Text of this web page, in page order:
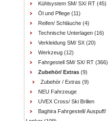
Kühlsystem SM/ SX/ RT (45)
Öl und Pflege (11)
Reifen/ Schläuche (4)
Technische Unterlagen (16)
Verkleidung SM/ SX (20)
Werkzeug (12)
Fahrgestell SM/ SX/ RT (366)
Zubehör/ Extras (9)
Zubehör / Extras (9)
NEU Fahrzeuge
UVEX Cross/ Ski Brillen
Baghira Fahrgestell/ Auspuff/